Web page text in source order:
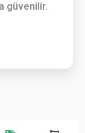
güvenilir.